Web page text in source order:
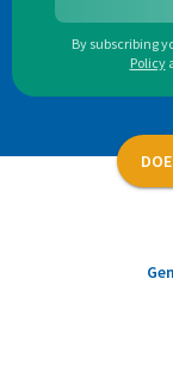
By subscribing
Policy